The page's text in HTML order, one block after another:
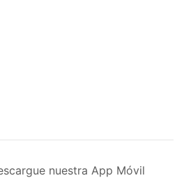
nuestra App Móvil